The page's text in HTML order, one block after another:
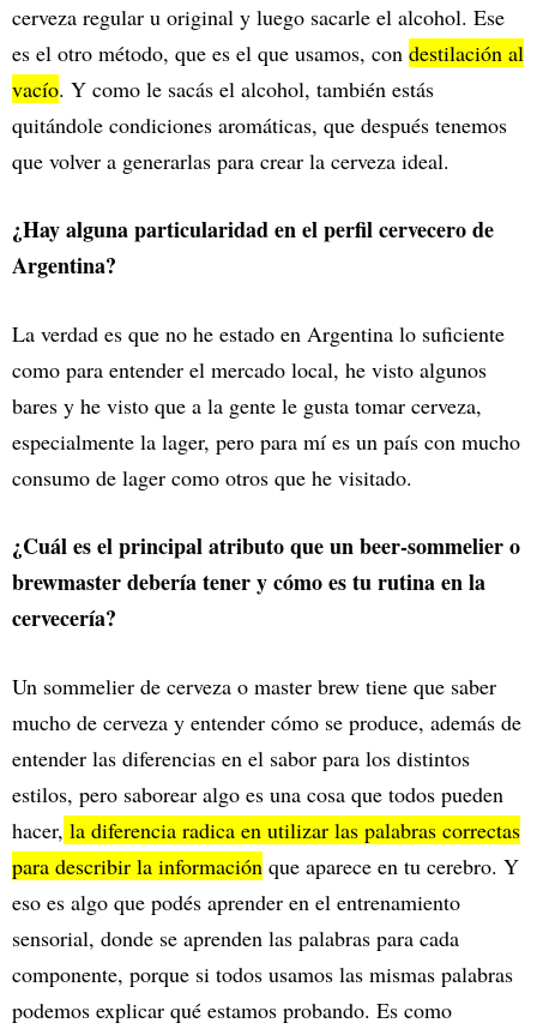
cerveza regular u original y luego sacarle el alcohol. Ese
es el otro método, que es el que usamos, con destilación al
vacío. Y como le sacás el alcohol, también estás
quitándole condiciones aromáticas, que después tenemos
que volver a generarlas para crear la cerveza ideal.
¿Hay alguna particularidad en el perfil cervecero de
Argentina?
La verdad es que no he estado en Argentina lo suficiente
como para entender el mercado local, he visto algunos
bares y he visto que a la gente le gusta tomar cerveza,
especialmente la lager, pero para mí es un país con mucho
consumo de lager como otros que he visitado.
¿Cuál es el principal atributo que un beer-sommelier o
brewmaster debería tener y cómo es tu rutina en la
cervecería?
Un sommelier de cerveza o master brew tiene que saber
mucho de cerveza y entender cómo se produce, además de
entender las diferencias en el sabor para los distintos
estilos, pero saborear algo es una cosa que todos pueden
hacer, la diferencia radica en utilizar las palabras correctas
para describir la información que aparece en tu cerebro. Y
eso es algo que podés aprender en el entrenamiento
sensorial, donde se aprenden las palabras para cada
componente, porque si todos usamos las mismas palabras
podemos explicar qué estamos probando. Es como